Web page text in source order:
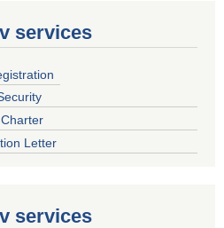
services
Letter
services